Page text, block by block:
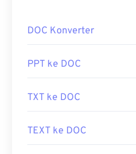
DOC Konverter
PPT ke DOC
TXT ke DOC
TEXT ke DOC